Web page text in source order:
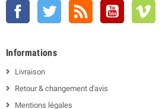
Facebook Twitter YouTube
Informations
Livraison
Retour & changement d'avis
Mentions légales